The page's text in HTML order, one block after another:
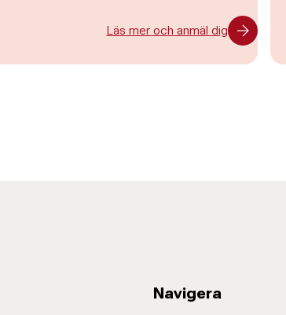
Läs mer och anmäl dig
Navigera